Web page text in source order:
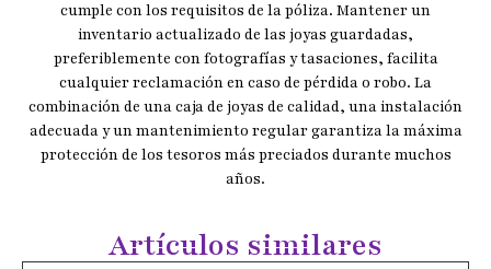
cumple con los requisitos de la póliza. Mantener un
inventario actualizado de las joyas guardadas,
preferiblemente con fotografías y tasaciones, facilita
cualquier reclamación en caso de pérdida o robo. La
combinación de una caja de joyas de calidad, una instalación
adecuada y un mantenimiento regular garantiza la máxima
protección de los tesoros más preciados durante muchos
años.
Artículos similares